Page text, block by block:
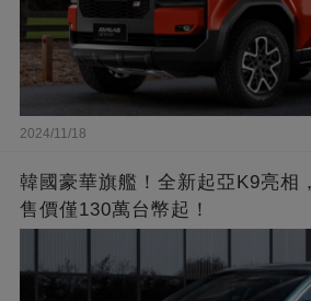
2024/11/18
韓國豪華旗艦！全新起亞K9亮相
售價僅130萬台幣起！